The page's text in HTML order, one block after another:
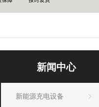
新闻中心
新能源充电设备